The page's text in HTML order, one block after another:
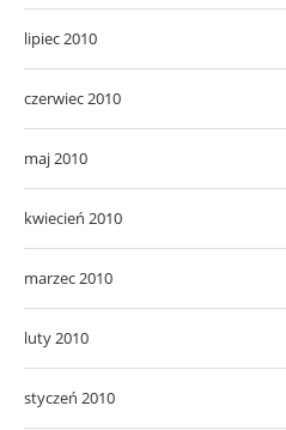
lipiec 2010
czerwiec 2010
maj 2010
kwiecień 2010
marzec 2010
luty 2010
styczeń 2010